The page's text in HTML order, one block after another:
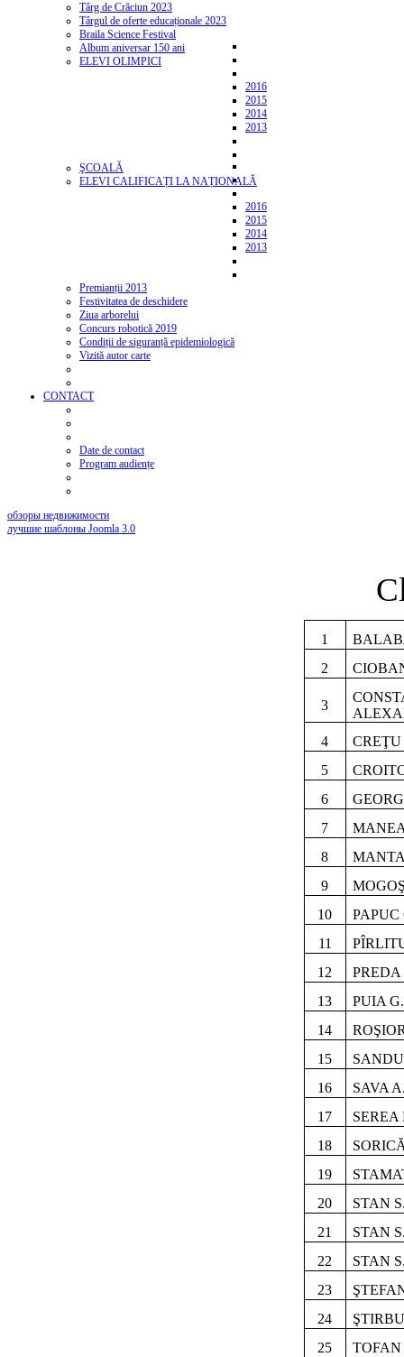
Târg de Crăciun 2023
Târgul de oferte educaționale 2023
Braila Science Festival
Album aniversar 150 ani
ELEVI OLIMPICI
2016
2015
2014
2013
ŞCOALĂ
ELEVI CALIFICAȚI LA NAȚIONALĂ
2016
2015
2014
2013
Premianții 2013
Festivitatea de deschidere
Ziua arborelui
Concurs robotică 2019
Condiții de siguranță epidemiologică
Vizită autor carte
CONTACT
Date de contact
Program audiențe
обзоры недвижимости
лучшие шаблоны Joomla 3.0
1
2
3
4
5
6
7
8
9
10
11
12
13
PUIA
14
15
16
SAVA
17
18
19
20
STAN
21
STAN
22
STAN
23
24
25